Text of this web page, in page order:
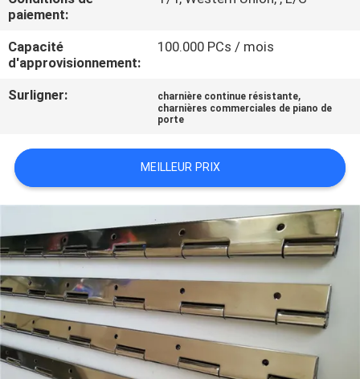
CONTACTEZ-
NOUS
CAS
DU
SITE
PRIVACY
POLICY
paiement:
Capacité
d'approvisionnement:
100.000 PCs / mois
Surligner: charnière continue résistante,
charnières commerciales de piano de
porte
MEILLEUR PRIX